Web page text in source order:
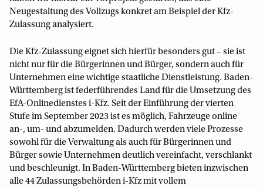
Neugestaltung des Vollzugs konkret am Beispiel der Kfz-
Zulassung analysiert.
Die Kfz-Zulassung eignet sich hierfür besonders gut – sie ist
nicht nur für die Bürgerinnen und Bürger, sondern auch für
Unternehmen eine wichtige staatliche Dienstleistung. Baden-
Württemberg ist federführendes Land für die Umsetzung des
EfA-Onlinedienstes i-Kfz. Seit der Einführung der vierten
Stufe im September 2023 ist es möglich, Fahrzeuge online
an-, um- und abzumelden. Dadurch werden viele Prozesse
sowohl für die Verwaltung als auch für Bürgerinnen und
Bürger sowie Unternehmen deutlich vereinfacht, verschlankt
und beschleunigt. In Baden-Württemberg bieten inzwischen
alle 44 Zulassungsbehörden i-Kfz mit vollem